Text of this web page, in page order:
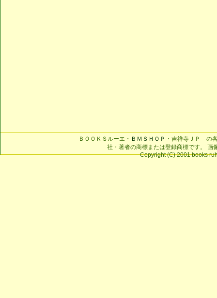
ＢＯＯＫＳルーエ・ ＢＭＳＨＯＰ ・吉祥寺ＪＰ の
社・著者の商標または登録商標です。 画
Copyright (C) 2001 books